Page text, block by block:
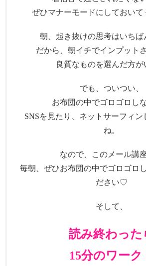
ぜひマナーモードにしておいて
朝、起き抜けの思考はいちば
だから、朝イチでインプット
良質なものを選んだ方が
でも、ついつい、
お布団の中でゴロゴロしな
SNSを見たり、ネットサーフィン
ね。
なので、このメール講座
毎朝、ぜひお布団の中でゴロゴロ
ださい♡
そして、
読み終わった
15分のワーク